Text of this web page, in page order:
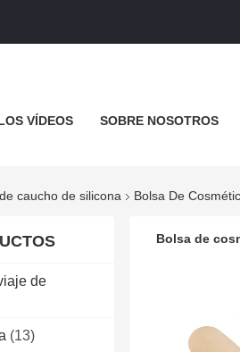
VÍDEOS SOBRE NOSOTROS
caucho de silicona Bolsa De
de
(13)
Bolsa de